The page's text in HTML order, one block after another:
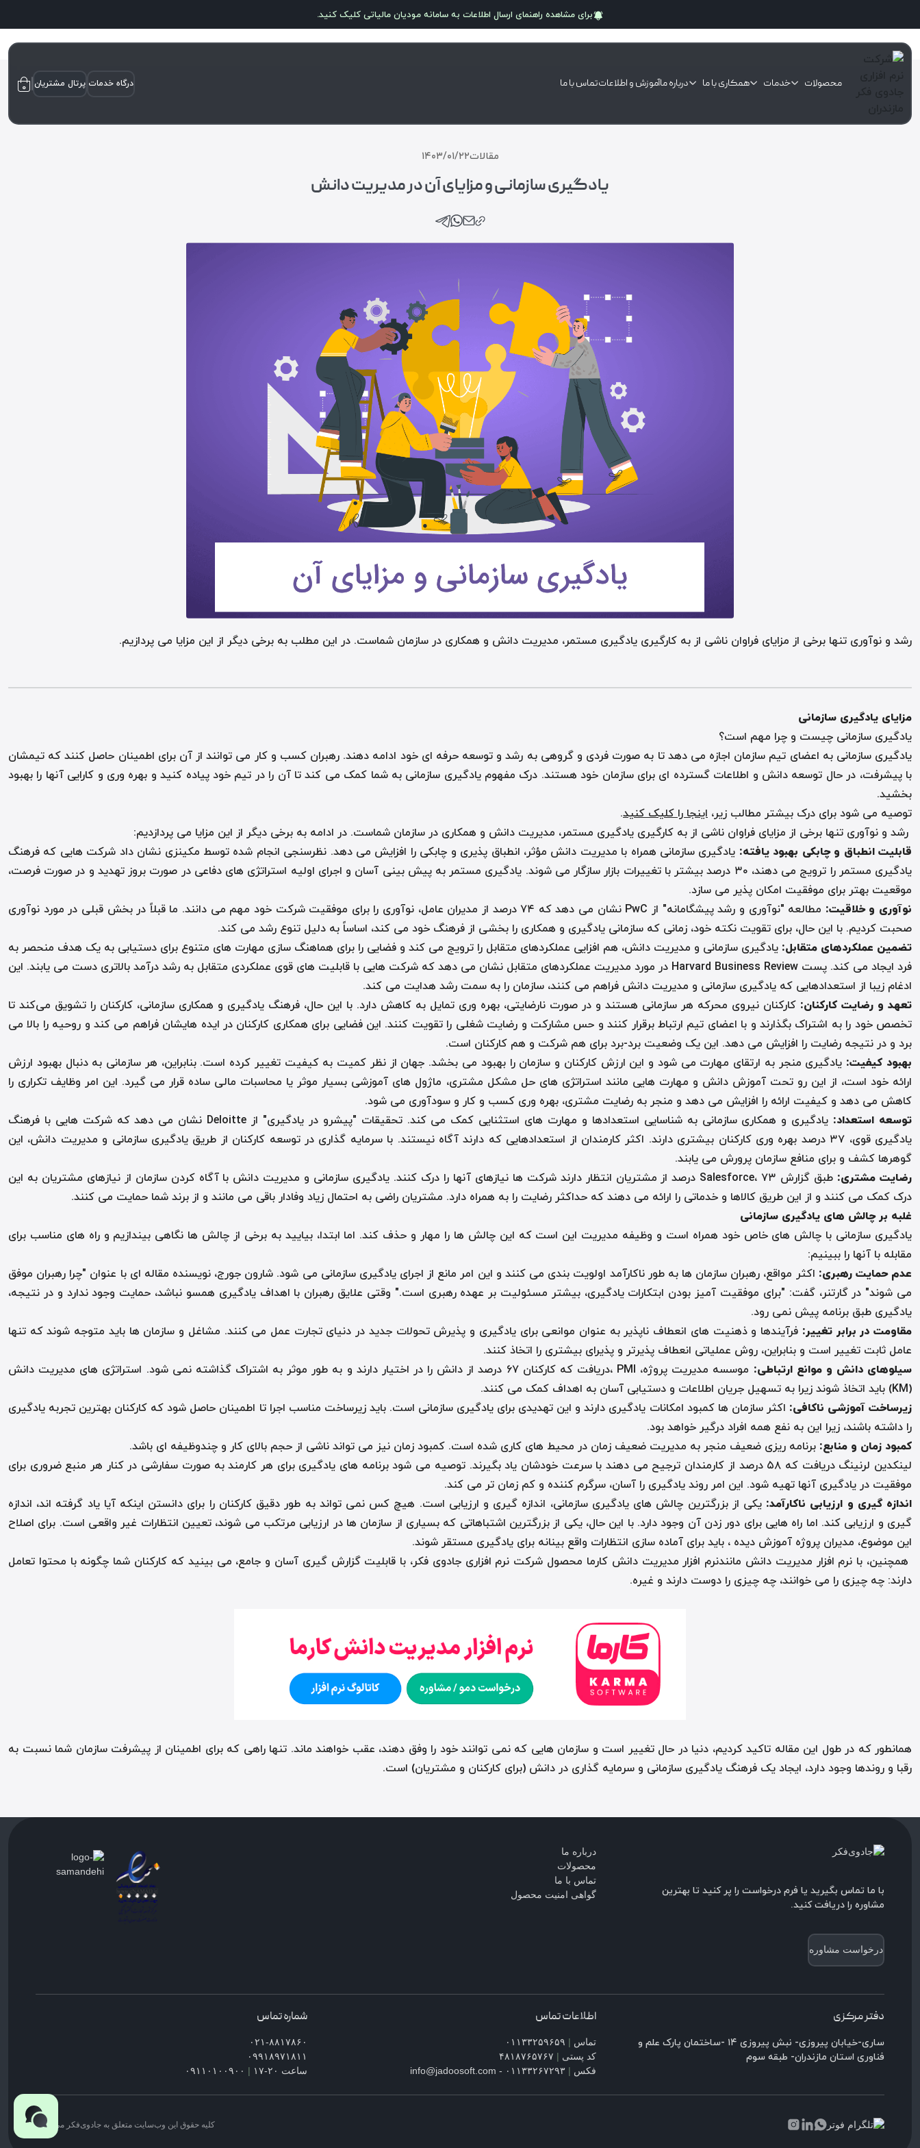
برای مشاهده راهنمای ارسال اطلاعات به سامانه مودیان مالیاتی کلیک کنید.
محصولات خدمات همکاری با ما درباره ماآموزش و اطلاعاتتماس با ما درگاه خدمات پرتال مشتریان ۰
مقالات۱۴۰۳/۰۱/۲۲
یادگیری سازمانی و مزایای آن در مدیریت دانش
رشد و نوآوری تنها برخی از مزایای فراوان ناشی از به کارگیری یادگیری مستمر، مدیریت دانش و همکاری در سازمان شماست. در این مطلب به برخی دیگر از این مزایا می پردازیم.
مزایای یادگیری سازمانی
یادگیری سازمانی چیست و چرا مهم است؟
یادگیری سازمانی به اعضای تیم سازمان اجازه می دهد تا به صورت فردی و گروهی به رشد و توسعه حرفه ای خود ادامه دهند. رهبران کسب و کار می توانند از آن برای اطمینان حاصل کنند که تیمشان
با پیشرفت، در حال توسعه دانش و اطلاعات گسترده ای برای سازمان خود هستند. درک مفهوم یادگیری سازمانی به شما کمک می کند تا آن را در تیم خود پیاده کنید و بهره وری و کارایی آنها را بهبود
بخشید.
توصیه می شود برای درک بیشتر مطالب زیر، اینجا را کلیک کنید.
رشد و نوآوری تنها برخی از مزایای فراوان ناشی از به کارگیری یادگیری مستمر، مدیریت دانش و همکاری در سازمان شماست. در ادامه به برخی دیگر از این مزایا می پردازدیم:
قابلیت انطباق و چابکی بهبود یافته: یادگیری سازمانی همراه با مدیریت دانش مؤثر، انطباق پذیری و چابکی را افزایش می دهد. نظرسنجی انجام شده توسط مکینزی نشان داد شرکت هایی که فرهنگ
یادگیری مستمر را ترویج می دهند، ۳۰ درصد بیشتر با تغییرات بازار سازگار می شوند. یادگیری مستمر به پیش بینی آسان و اجرای اولیه استراتژی های دفاعی در صورت بروز تهدید و در صورت فرصت،
موقعیت بهتر برای موفقیت امکان پذیر می سازد.
نوآوری و خلاقیت:
مطالعه "نوآوری و رشد پیشگامانه" از PwC نشان می دهد که ۷۴ درصد از مدیران عامل، نوآوری را برای موفقیت شرکت خود مهم می دانند. ما قبلاً در بخش قبلی در مورد نوآوری
صحبت کردیم. با این حال، برای تقویت نکته خود، زمانی که سازمانی یادگیری و همکاری را بخشی از فرهنگ خود می کند، اساساً به دلیل تنوع رشد می کند.
تضمین عملکردهای متقابل: یادگیری سازمانی و مدیریت دانش، هم افزایی عملکردهای متقابل را ترویج می کند و فضایی را برای هماهنگ سازی مهارت های متنوع برای دستیابی به یک هدف منحصر به
فرد ایجاد می کند. پست Harvard Business Review در مورد مدیریت عملکردهای متقابل نشان می دهد که شرکت هایی با قابلیت های قوی عملکردی متقابل به رشد درآمد بالاتری دست می یابند. این
ادغام زیبا از استعدادهایی که یادگیری سازمانی و مدیریت دانش فراهم می کنند، سازمان را به سمت رشد هدایت می کند.
تعهد و رضایت کارکنان: کارکنان نیروی محرکه هر سازمانی هستند و در صورت نارضایتی، بهره وری تمایل به کاهش دارد. با این حال، فرهنگ یادگیری و همکاری سازمانی، کارکنان را تشویق می‌کند تا
تخصص خود را به اشتراک بگذارند و با اعضای تیم ارتباط برقرار کنند و حس مشارکت و رضایت شغلی را تقویت کنند. این فضایی برای همکاری کارکنان در ایده هایشان فراهم می کند و روحیه را بالا می
برد و در نتیجه رضایت را افزایش می دهد. این یک وضعیت برد-برد برای هم شرکت و هم کارکنان است.
بهبود کیفیت: یادگیری منجر به ارتقای مهارت می شود و این ارزش کارکنان و سازمان را بهبود می بخشد. جهان از نظر کمیت به کیفیت تغییر کرده است. بنابراین، هر سازمانی به دنبال بهبود ارزش
ارائه خود است، از این رو تحت آموزش دانش و مهارت هایی مانند استراتژی های حل مشکل مشتری، ماژول های آموزشی بسیار موثر یا محاسبات مالی ساده قرار می گیرد. این امر وظایف تکراری را
کاهش می دهد و کیفیت ارائه را افزایش می دهد و منجر به رضایت مشتری، بهره وری کسب و کار و سودآوری می شود.
توسعه استعداد:
یادگیری و همکاری سازمانی به شناسایی استعدادها و مهارت های استثنایی کمک می کند. تحقیقات "پیشرو در یادگیری" از Deloitte نشان می دهد که شرکت هایی با فرهنگ
یادگیری قوی، ۳۷ درصد بهره وری کارکنان بیشتری دارند. اکثر کارمندان از استعدادهایی که دارند آگاه نیستند. با سرمایه گذاری در توسعه کارکنان از طریق یادگیری سازمانی و مدیریت دانش، این
گوهرها کشف و برای منافع سازمان پرورش می یابند.
رضایت مشتری:
طبق گزارش Salesforce، ۷۳ درصد از مشتریان انتظار دارند شرکت ها نیازهای آنها را درک کنند. یادگیری سازمانی و مدیریت دانش با آگاه کردن سازمان از نیازهای مشتریان به این
درک کمک می کنند و از این طریق کالاها و خدماتی را ارائه می دهند که حداکثر رضایت را به همراه دارد. مشتریان راضی به احتمال زیاد وفادار باقی می مانند و از برند شما حمایت می کنند.
غلبه بر چالش های یادگیری سازمانی
یادگیری سازمانی با چالش های خاص خود همراه است و وظیفه مدیریت این است که این چالش ها را مهار و حذف کند. اما ابتدا، بیایید به برخی از چالش ها نگاهی بیندازیم و راه های مناسب برای
مقابله با آنها را ببینیم:
عدم حمایت رهبری: اکثر مواقع، رهبران سازمان ها به طور ناکارآمد اولویت بندی می کنند و این امر مانع از اجرای یادگیری سازمانی می شود. شارون جورج، نویسنده مقاله ای با عنوان "چرا رهبران موفق
می شوند" در گارتنر، گفت: "برای موفقیت آمیز بودن ابتکارات یادگیری، بیشتر مسئولیت بر عهده رهبری است." وقتی علایق رهبران با اهداف یادگیری همسو نباشد، حمایت وجود ندارد و در نتیجه،
یادگیری طبق برنامه پیش نمی رود.
مقاومت در برابر تغییر: فرآیندها و ذهنیت های انعطاف ناپذیر به عنوان موانعی برای یادگیری و پذیرش تحولات جدید در دنیای تجارت عمل می کنند. مشاغل و سازمان ها باید متوجه شوند که تنها
عامل ثابت تغییر است و بنابراین، روش عملیاتی انعطاف پذیرتر و پذیرای بیشتری را اتخاذ کنند.
سیلوهای دانش و موانع ارتباطی:
موسسه مدیریت پروژه، PMI ،دریافت که کارکنان ۶۷ درصد از دانش را در اختیار دارند و به طور موثر به اشتراک گذاشته نمی شود. استراتژی های مدیریت دانش
(KM) باید اتخاذ شوند زیرا به تسهیل جریان اطلاعات و دستیابی آسان به اهداف کمک می کنند.
زیرساخت آموزشی ناکافی: اکثر سازمان ها کمبود امکانات یادگیری دارند و این تهدیدی برای یادگیری سازمانی است. باید زیرساخت مناسب اجرا تا اطمینان حاصل شود که کارکنان بهترین تجربه یادگیری
را داشته باشند، زیرا این به نفع همه افراد درگیر خواهد بود.
کمبود زمان و منابع: برنامه ریزی ضعیف منجر به مدیریت ضعیف زمان در محیط های کاری شده است. کمبود زمان نیز می تواند ناشی از حجم بالای کار و چندوظیفه ای باشد.
لینکدین لرنینگ دریافت که ۵۸ درصد از کارمندان ترجیح می دهند با سرعت خودشان یاد بگیرند. توصیه می شود برنامه های یادگیری برای هر کارمند به صورت سفارشی در کنار هر منبع ضروری برای
موفقیت در یادگیری آنها تهیه شود. این امر روند یادگیری را آسان، سرگرم کننده و کم زمان تر می کند.
اندازه گیری و ارزیابی ناکارآمد: یکی از بزرگترین چالش های یادگیری سازمانی، اندازه گیری و ارزیابی است. هیچ کس نمی تواند به طور دقیق کارکنان را برای دانستن اینکه آیا یاد گرفته اند، اندازه
گیری و ارزیابی کند. اما راه هایی برای دور زدن آن وجود دارد. با این حال، یکی از بزرگترین اشتباهاتی که بسیاری از سازمان ها در ارزیابی مرتکب می شوند، تعیین انتظارات غیر واقعی است. برای اصلاح
این موضوع، مدیران پروژه آموزش دیده ، باید برای آماده سازی انتظارات واقع بینانه برای یادگیری مستقر شوند.
همچنین، با نرم افزار مدیریت دانش مانندنرم افزار مدیریت دانش کارما محصول شرکت نرم افزاری جادوی فکر، با قابلیت گزارش گیری آسان و جامع، می بینید که کارکنان شما چگونه با محتوا تعامل
دارند: چه چیزی را می خوانند، چه چیزی را دوست دارند و غیره.
همانطور که در طول این مقاله تاکید کردیم، دنیا در حال تغییر است و سازمان هایی که نمی توانند خود را وفق دهند، عقب خواهند ماند. تنها راهی که برای اطمینان از پیشرفت سازمان شما نسبت به
رقبا و روندها وجود دارد، ایجاد یک فرهنگ یادگیری سازمانی و سرمایه گذاری در دانش (برای کارکنان و مشتریان) است.
با ما تماس بگیرید یا فرم درخواست را پر کنید تا بهترین
مشاوره را دریافت کنید.
درخواست مشاوره
درباره ما
محصولات
تماس با ما
گواهی امنیت محصول
دفتر مرکزی
ساری-خیابان پیروزی- نبش پیروزی ۱۴ -ساختمان پارک علم و
فناوری استان مازندران- طبقه سوم
اطلاعات تماس
تماس | ۰۱۱۳۳۲۵۹۶۵۹
کد پستی | ۴۸۱۸۷۶۵۷۶۷
فکس | ۰۱۱۳۳۲۶۷۲۹۳ - info@jadoosoft.com
شماره تماس
۰۲۱-۸۸۱۷۸۶۰
۰۹۹۱۸۹۷۱۸۱۱
ساعت ۲۰-۱۷
| ۰۹۱۱۰۱۰۰۹۰۰
کلیه حقوق این وب‌سایت متعلق به جادوی‌فکر می‌باشد.